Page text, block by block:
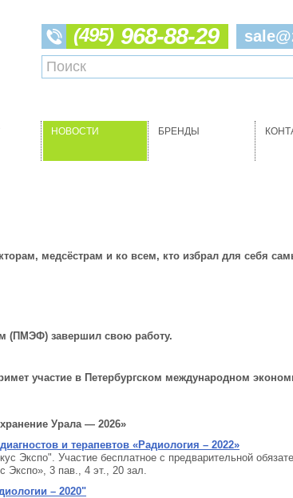
(495) 968-88-29
НОВОСТИ БРЕНДЫ
медсёстрам и ко всем, кто избрал для себя
(ПМЭФ) завершил свою работу.
участие в Петербургском международном
Урала — 2026»
и терапевтов «Радиология – 2022»
Экспо". Участие бесплатное с предварительной
3 пав., 4 эт., 20 зал.
– 2020"